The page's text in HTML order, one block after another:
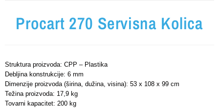
Procart 270 Servisna Kolica
Struktura proizvoda: CPP – Plastika
Debljina konstrukcije: 6 mm
Dimenzije proizvoda (širina, dužina, visina): 53 x 108 x 99 cm
Težina proizvoda: 17,9 kg
Tovarni kapacitet: 200 kg